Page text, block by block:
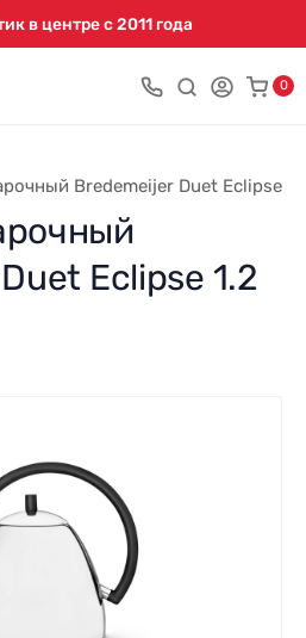
в центре с 2011 года
0
Bredemeijer Duet Eclipse
Eclipse 1.2